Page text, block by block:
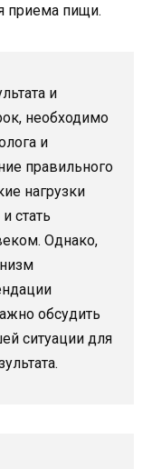
приема пищи.
и
необходимо
и
правильного
нагрузки
стать
Однако,
обсудить
ситуации для